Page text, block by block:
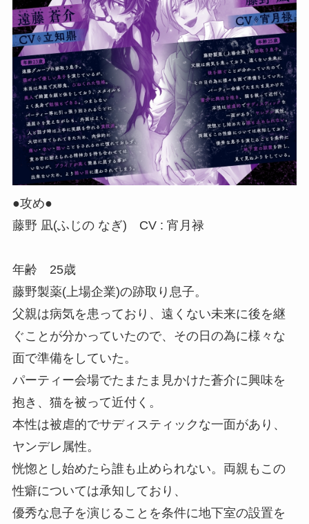
●攻め●
藤野 凪(ふじの なぎ) CV : 宵月禄
年齢 25歳
藤野製薬(上場企業)の跡取り息子。
父親は病気を患っており、遠くない未来に後を継
ぐことが分かっていたので、その日の為に様々な
面で準備をしていた。
パーティー会場でたまたま見かけた蒼介に興味を
抱き、猫を被って近付く。
本性は被虐的でサディスティックな一面があり、
ヤンデレ属性。
恍惚とし始めたら誰も止められない。両親もこの
性癖については承知しており、
優秀な息子を演じることを条件に地下室の設置を